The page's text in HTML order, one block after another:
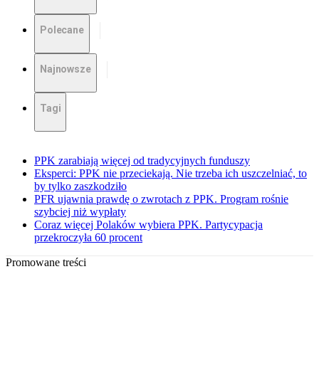
Polecane
Najnowsze
Tagi
PPK zarabiają więcej od tradycyjnych funduszy
Eksperci: PPK nie przeciekają. Nie trzeba ich uszczelniać, to
by tylko zaszkodziło
PFR ujawnia prawdę o zwrotach z PPK. Program rośnie
szybciej niż wypłaty
Coraz więcej Polaków wybiera PPK. Partycypacja
przekroczyła 60 procent
Promowane treści